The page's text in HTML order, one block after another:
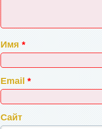
Имя*
Email*
Сайт